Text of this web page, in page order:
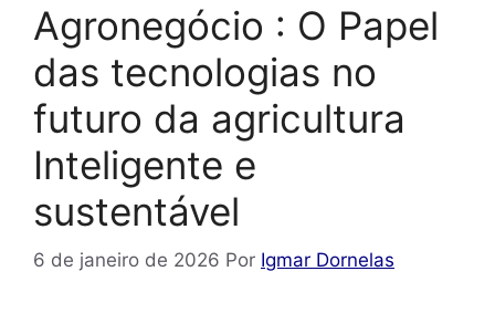
Agronegócio : O Papel
das tecnologias no
futuro da agricultura
Inteligente e
sustentável
6 de janeiro de 2026 Por Igmar Dornelas